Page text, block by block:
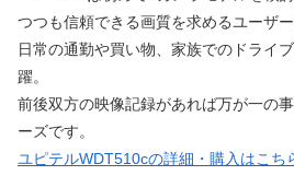
つつも信頼できる画質を求めるユーザー
日常の通勤や買い物、家族でのドライ
躍。
前後双方の映像記録があれば万が一の
ーズです。
ユピテルWDT510cの詳細・購入はこち